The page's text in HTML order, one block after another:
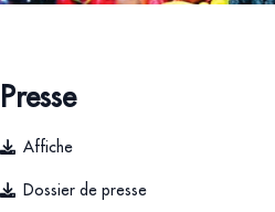
Presse
Affiche
Dossier de presse